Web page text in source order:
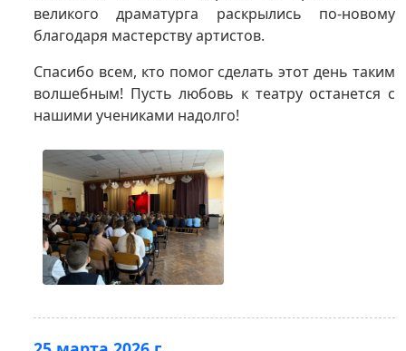
великого драматурга раскрылись по‑новому
благодаря мастерству артистов.
Спасибо всем, кто помог сделать этот день таким
волшебным! Пусть любовь к театру останется с
нашими учениками надолго!